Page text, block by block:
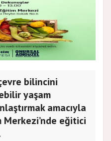
bilincini
yaşam
amacıyla
eğitici